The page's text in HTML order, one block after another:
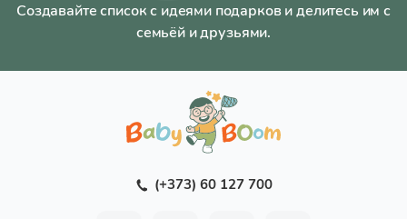
Создавайте список с идеями подарков и делитесь им с
семьёй и друзьями.
(+373) 60 127 700